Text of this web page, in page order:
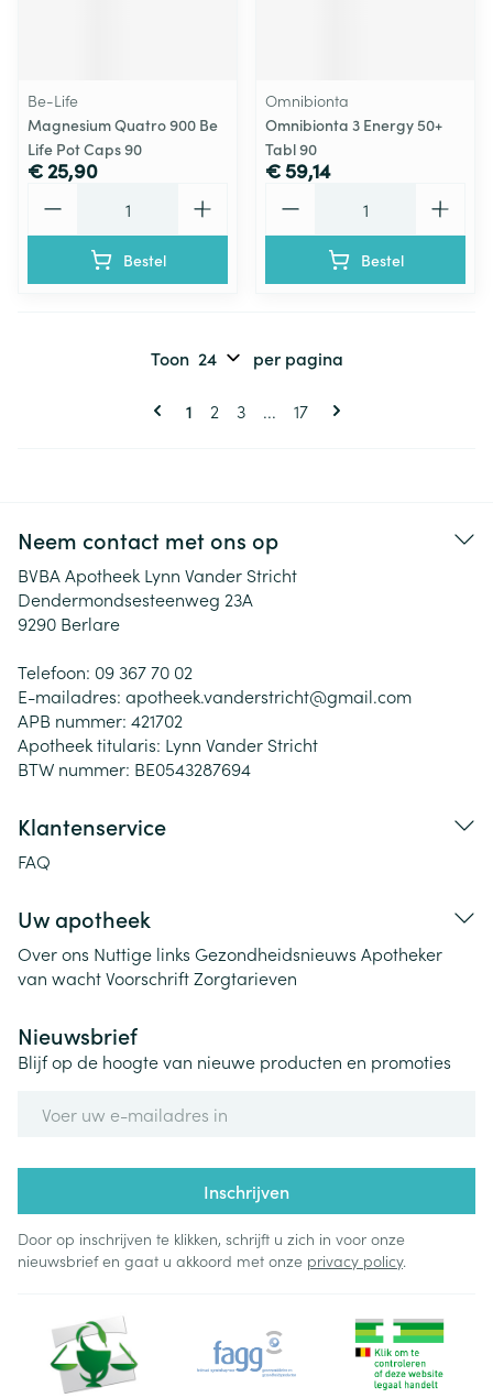
Be-Life
Magnesium Quatro 900 Be
Life Pot Caps 90
€ 25,90
Bestel
Omnibionta
Omnibionta 3 Energy 50+
Tabl 90
€ 59,14
Bestel
Pagina's
U lees momenteel pagina
1 Pagina
2 Pagina
3 ... Pagina
17
Toon per pagina
Neem contact met ons op
BVBA Apotheek Lynn Vander Stricht
Dendermondsesteenweg 23A
9290 Berlare
Telefoon: 09 367 70 02
E-mailadres: apotheek.vanderstricht@gmail.com
APB nummer: 421702
Apotheek titularis: Lynn Vander Stricht
BTW nummer: BE0543287694
Klantenservice
FAQ
Uw apotheek
Over ons Nuttige links Gezondheidsnieuws Apotheker
van wachtVoorschriftZorgtarieven
Nieuwsbrief
Blijf op de hoogte van nieuwe producten en promoties
Inschrijven
Door op inschrijven te klikken, schrijft u zich in voor onze
nieuwsbrief en gaat u akkoord met onze privacy policy.